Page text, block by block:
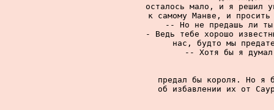
осталось мало, и я решил
к самому Манве, и
-- Но не предашь ли ты
- Ведь тебе хорошо
нас, будто мы
-- Хотя бы я
предал бы короля. Но я
об избавлении их от